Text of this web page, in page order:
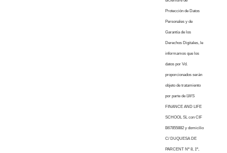
Protección de Datos
Personales y de
Garantía de los
Derechos Digitales, le
informamos que los
datos por Vd.
proporcionados serán
objeto de tratamiento
por parte de LWS
FINANCE AND LIFE
SCHOOL SL con CIF
B67855882 y domicilio
C/ DUQUESA DE
PARCENT Nº 8, 1º,